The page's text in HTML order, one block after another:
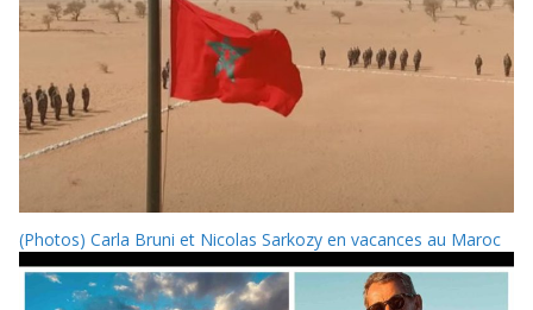
(Photos) Carla Bruni et Nicolas Sarkozy en vacances au Maroc